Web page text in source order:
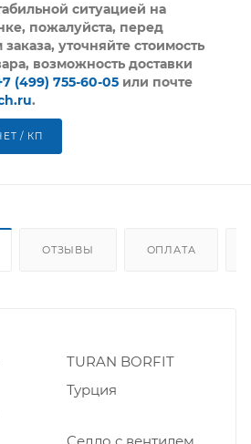
ситуацией на
пожалуйста, перед
уточняйте стоимость
возможность доставки
(499) 755-60-05 или почте
.
/ КП
ОТЗЫВЫ ОПЛАТА
TURAN BORFIT
Турция